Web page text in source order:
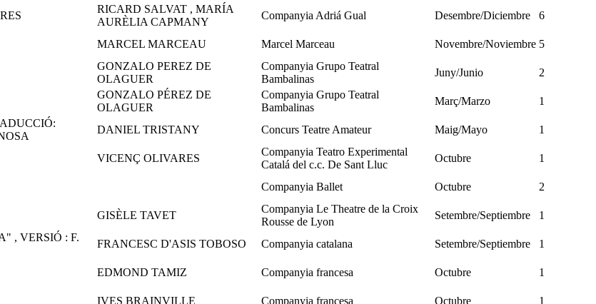
RICARD SALVAT , MARÍA
AURÈLIA CAPMANY
Companyia Adriá Gual Desembre/Diciembre 6
MARCEL MARCEAU Marcel Marceau Novembre/Noviembre 5
GONZALO PEREZ DE
OLAGUER
Companyia Grupo Teatral
Bambalinas
Juny/Junio 2
GONZALO PÉREZ DE
OLAGUER
Companyia Grupo Teatral
Bambalinas
Març/Marzo 1
DANIEL TRISTANY Concurs Teatre Amateur Maig/Mayo 1
VICENÇ OLIVARES
Companyia Teatro Experimental
Catalá del c.c. De Sant Lluc
Octubre 1
Companyia Ballet Octubre 2
GISÈLE TAVET
Companyia Le Theatre de la Croix
Rousse de Lyon
Setembre/Septiembre 1
, VERSIÓ : F.
FRANCESC D'ASIS TOBOSO Companyia catalana Setembre/Septiembre 1
EDMOND TAMIZ Companyia francesa Octubre 1
IVES BRAINVILLE Companyia francesa Octubre 1